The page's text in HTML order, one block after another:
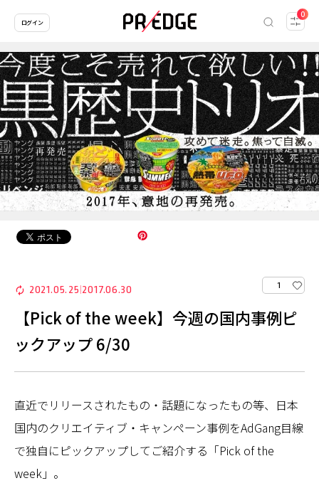
0
ログイン
2021.05.25 2017.06.30 1
【Pick of the week】今週の国内事例ピ
ックアップ 6/30
直近でリリースされたもの・話題になったもの等、日本
国内のクリエイティブ・キャンペーン事例をAdGang目線
で独自にピックアップしてご紹介する「Pick of the
week」。